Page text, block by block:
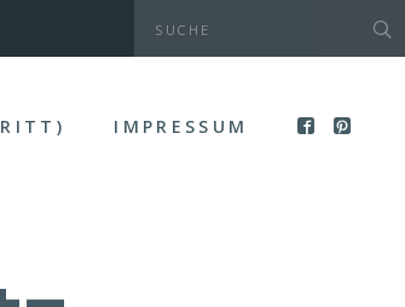
IMPRESSUM